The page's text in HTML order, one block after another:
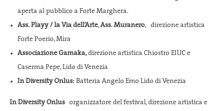
aperta al pubblico a Forte Marghera.
Ass. Playy / la Via dell’Arte,Ass. Muranero, direzione artistica
Forte Poerio, Mira
Associazione Gamaka, direzione artistica Chiostro EIUC e
Caserma Pepe, Lido di Venezia
In Diversity Onlus: Batteria Angelo Emo Lido di Venezia
In Diversity Onlus organizzatore del festival, direzione artistica e